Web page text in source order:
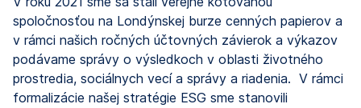
spoločnosťou na Londýnskej burze cenných papierov a
v rámci našich ročných účtovných závierok a výkazov
podávame správy o výsledkoch v oblasti životného
prostredia, sociálnych vecí a správy a riadenia. V rámci
formalizácie našej stratégie ESG sme stanovili